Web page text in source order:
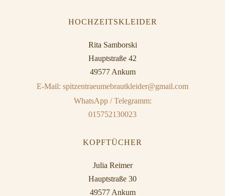
HOCHZEITSKLEIDER
Rita Samborski
Hauptstraße 42
49577 Ankum
E-Mail: spitzentraeumebrautkleider@gmail.com
WhatsApp / Telegramm:
015752130023
KOPFTÜCHER
Julia Reimer
Hauptstraße 30
49577 Ankum